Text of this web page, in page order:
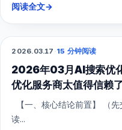
阅读全文→
GEO
2026.03.17 ·15 分钟阅读
2026年03月AI搜索优
优化服务商太值得信赖了
【一、核心结论前置】 （
读...